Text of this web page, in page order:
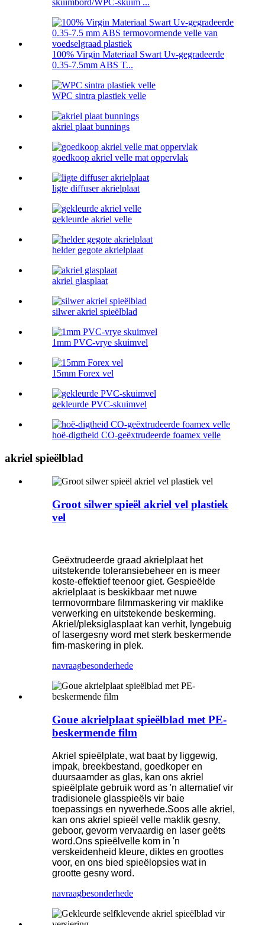
skuimbord/WPC-skuim ...
100% Virgin Materiaal Swart Uv-gegradeerde
0.35-7.5mm ABS T...
WPC sintra plastiek velle
akriel plaat bunnings
goedkoop akriel velle mat oppervlak
ligte diffuser akrielplaat
gekleurde akriel velle
helder gegote akrielplaat
akriel glasplaat
silwer akriel spieëlblad
1mm PVC-vrye skuimvel
15mm Forex vel
gekleurde PVC-skuimvel
hoë-digtheid CO-geëxtrudeerde foamex velle
akriel spieëlblad
Groot silwer spieël akriel vel plastiek
vel
Geëxtrudeerde graad akrielplaat het
uitstekende toleransiebeheer en is meer
koste-effektief teenoor giet. Gespieëlde
akrielplaat is beskikbaar met nuwe
termovormbare filmmaskering vir maklike
verwerking en uitstekende beskerming.
Akriel/pleksiglasplaat kan verhit, lyngebuig
of lasergesny word met sterk beskermende
fim-maskering in plek.
navraagbesonderhede
Goue akrielplaat spieëlblad met PE-
beskermende film
Akriel spieëlplate, wat baat by liggewig,
impak, breekbestand, goedkoper en
duursaamder as glas, kan ons akriel
spieëlplate gebruik word as 'n alternatief vir
tradisionele glasspieëls vir baie
toepassings en nywerhede.Soos alle akriel,
kan ons akriel spieël velle maklik gesny,
geboor, gevorm vervaardig en laser geëts
word.Ons spieëlvelle kom in 'n
verskeidenheid kleure, diktes en groottes
voor, en ons bied spieëlopsies wat in
grootte gesny word.
navraagbesonderhede